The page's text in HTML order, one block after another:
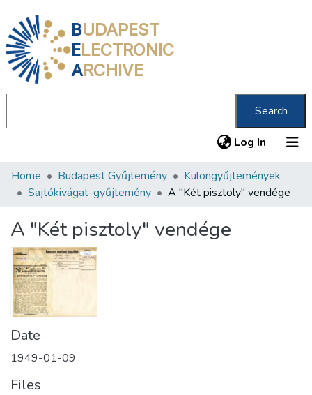
BUDAPEST
ELECTRONIC
ARCHIVE
Search
Log In (current)
Communities & Collections
Statistics
About us
Home Budapest Gyűjtemény
Különgyűjtemények
Sajtókivágat-gyűjtemény
A "Két pisztoly" vendége
A "Két pisztoly" vendége
Date
1949-01-09
Files